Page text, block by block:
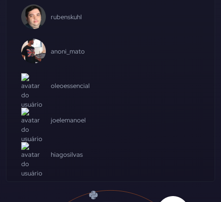
rubenskuhl
anoni_mato
oleoessencial
joelemanoel
hiagosilvas